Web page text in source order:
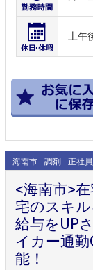
土午
海南市 調剤 正社員
<海南市>
宅のスキ
給与をUP
イカー通
能！